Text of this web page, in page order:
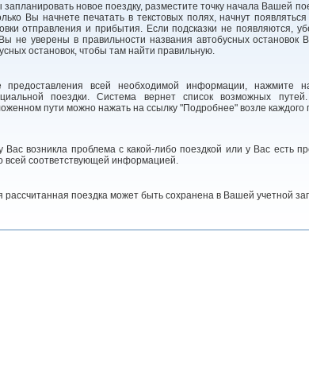
запланировать новое поездку, разместите точку начала Вашей
Вы начнете печатать в текстовых полях, начнут
отправления и прибытия. Если подсказки не появляются,
не уверены в правильности названия автобусных остановок
остановок, чтобы там найти правильную.
предоставления всей необходимой информации, нажмите
поездки. Система вернет список возможных
пути можно нажать на ссылку "Подробнее" возле каждого
Вас возникла проблема с какой-либо поездкой или у Вас есть
всей соответствующей информацией.
рассчитанная поездка может быть сохранена в Вашей учетной